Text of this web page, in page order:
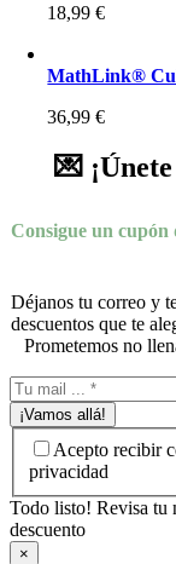
18,99€
MathLink®
36,99€
💌
Consigue un cupón
Déjanos tu correo y
descuentos que te
Prometemos no
¡Vamos allá!
Acepto recibir
privacidad
Todo listo! Revisa tu
descuento
×